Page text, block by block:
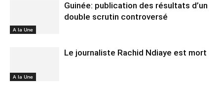
A la Une
Guinée: publication des résultats d’un
double scrutin controversé
A la Une
Le journaliste Rachid Ndiaye est mort